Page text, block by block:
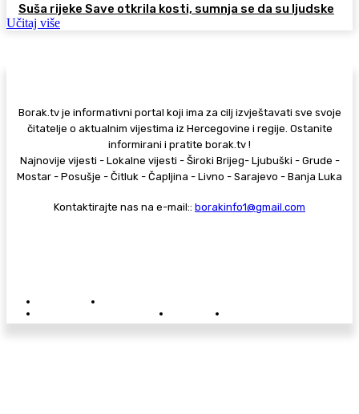
Suša rijeke Save otkrila kosti, sumnja se da su ljudske
Učitaj više
Borak.tv je informativni portal koji ima za cilj izvještavati sve svoje
čitatelje o aktualnim vijestima iz Hercegovine i regije. Ostanite
informirani i pratite borak.tv !
Najnovije vijesti - Lokalne vijesti - Široki Brijeg- Ljubuški - Grude -
Mostar - Posušje - Čitluk - Čapljina - Livno - Sarajevo - Banja Luka
Kontaktirajte nas na e-mail:: borakinfo1@gmail.com